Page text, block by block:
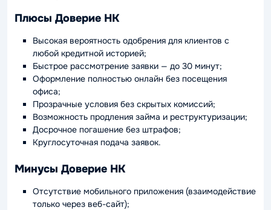
Плюсы Доверие НК
Высокая вероятность одобрения для клиентов с
любой кредитной историей;
Быстрое рассмотрение заявки — до 30 минут;
Оформление полностью онлайн без посещения
офиса;
Прозрачные условия без скрытых комиссий;
Возможность продления займа и реструктуризации;
Досрочное погашение без штрафов;
Круглосуточная подача заявок.
Минусы Доверие НК
Отсутствие мобильного приложения (взаимодействие
только через веб-сайт);